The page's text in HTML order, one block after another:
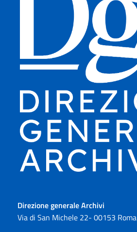
Direzione generale Archivi
Via di San Michele 22- 00153 Roma